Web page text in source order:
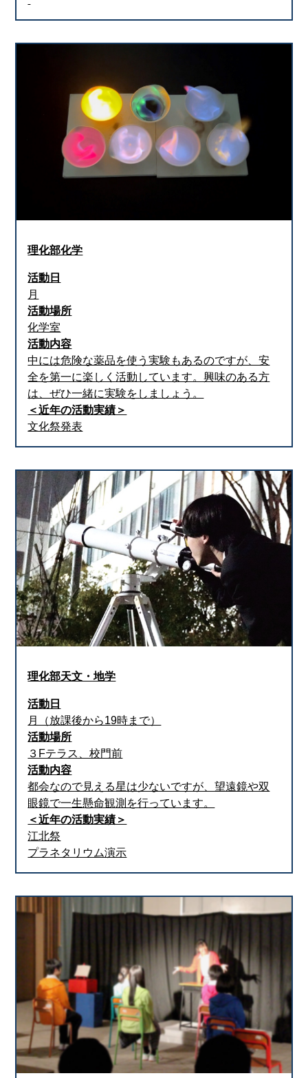
理化部化学
活動日
月
活動場所
化学室
活動内容
中には危険な薬品を使う実験もあるのですが、安
全を第一に楽しく活動しています。興味のある方
は、ぜひ一緒に実験をしましょう。
＜近年の活動実績＞
文化祭発表
理化部天文・地学
活動日
月（放課後から19時まで）
活動場所
３Fテラス、校門前
活動内容
都会なので見える星は少ないですが、望遠鏡や双
眼鏡で一生懸命観測を行っています。
＜近年の活動実績＞
江北祭
プラネタリウム演示